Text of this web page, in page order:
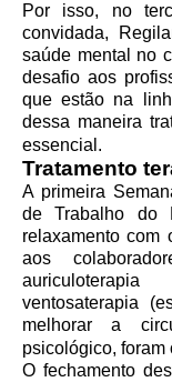
Por isso, no
convidada,
saúde mental no
desafio aos
que estão na
dessa maneira
essencial.
Tratamento
A primeira
de Trabalho do
relaxamento com
aos
ventosaterapia
melhorar a
psicológico, foram
O fechamento